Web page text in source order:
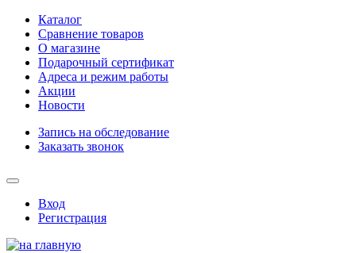
Каталог
Сравнение товаров
О магазине
Подарочный сертификат
Адреса и режим работы
Акции
Новости
Запись на обследование
Заказать звонок
Вход
Регистрация